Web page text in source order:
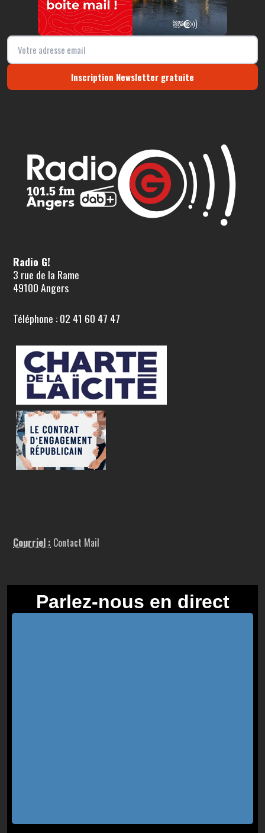
Inscription Newsletter gratuite
Radio G!
3 rue de la Rame
49100 Angers
Téléphone : 02 41 60 47 47
Courriel : Contact Mail